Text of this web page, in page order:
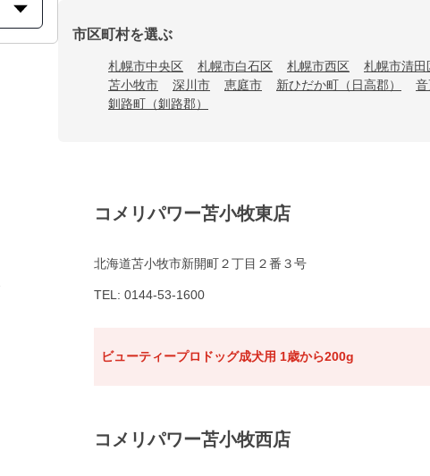
市区町村を選ぶ
札幌市中央区 札幌市白石区 札幌市西区 札幌市清田
苫小牧市
深川市 恵庭市 新ひだか町（日高郡） 音
釧路町（釧路郡）
コメリパワー苫小牧東店
北海道苫小牧市新開町２丁目２番３号
TEL: 0144-53-1600
ビューティープロドッグ成犬用 1歳から200g
コメリパワー苫小牧西店